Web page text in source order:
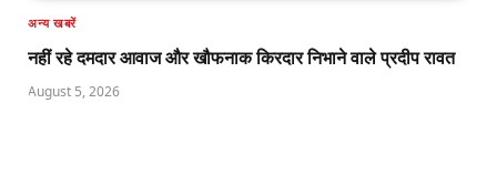
अन्य खबरें
नहीं रहे दमदार आवाज और खौफनाक किरदार निभाने वाले प्रदीप रावत
August 5, 2026